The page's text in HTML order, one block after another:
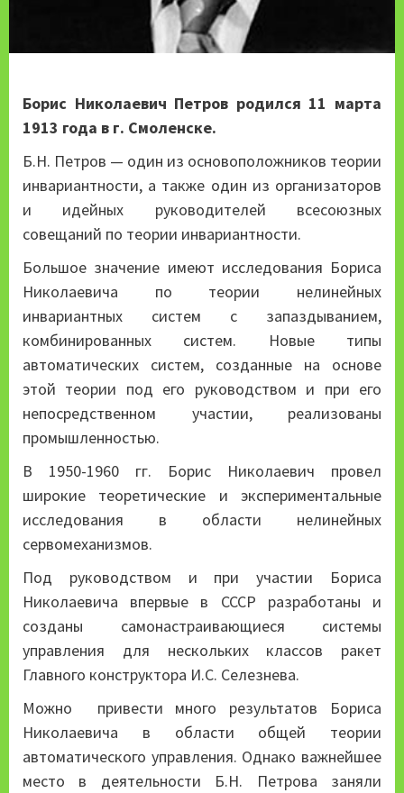
Борис Николаевич Петров родился 11 марта
1913 года в г. Смоленске.
Б.Н. Петров — один из основоположников теории
инвариантности, а также один из организаторов
и идейных руководителей всесоюзных
совещаний по теории инвариантности.
Большое значение имеют исследования Бориса
Николаевича по теории нелинейных
инвариантных систем с запаздыванием,
комбинированных систем. Новые типы
автоматических систем, созданные на основе
этой теории под его руководством и при его
непосредственном участии, реализованы
промышленностью.
В 1950-1960 гг. Борис Николаевич провел
широкие теоретические и экспериментальные
исследования в области нелинейных
сервомеханизмов.
Под руководством и при участии Бориса
Николаевича впервые в СССР разработаны и
созданы самонастраивающиеся системы
управления для нескольких классов ракет
Главного конструктора И.С. Селезнева.
Можно привести много результатов Бориса
Николаевича в области общей теории
автоматического управления. Однако важнейшее
место в деятельности Б.Н. Петрова заняли